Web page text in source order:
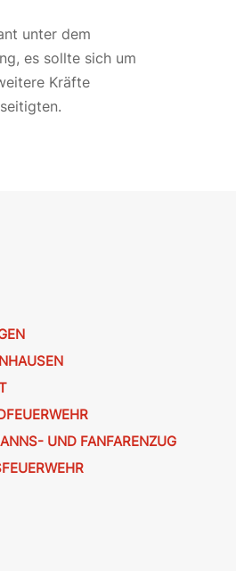
unter dem
es sollte sich um
Kräfte
UND FANFARENZUG